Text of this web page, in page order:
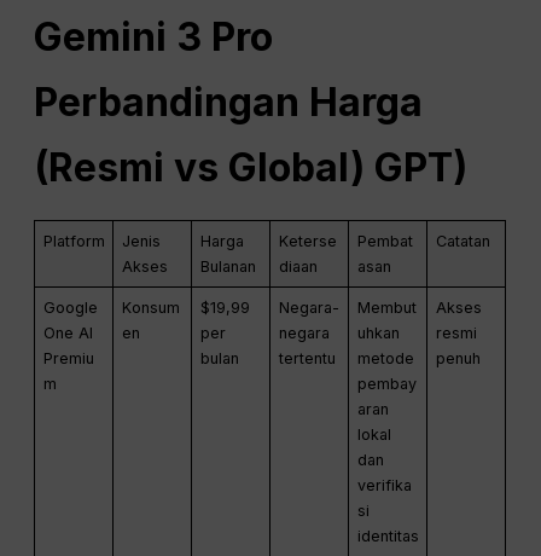
Gemini 3 Pro
Perbandingan Harga
(Resmi vs Global) GPT)
Platform
Jenis
Akses
Harga
Bulanan
Keterse
diaan
Pembat
asan
Catatan
Google
One AI
Premiu
m
Konsum
en
$19,99
per
bulan
Negara-
negara
tertentu
Membut
uhkan
metode
pembay
aran
lokal
dan
verifika
si
identitas
Akses
resmi
penuh